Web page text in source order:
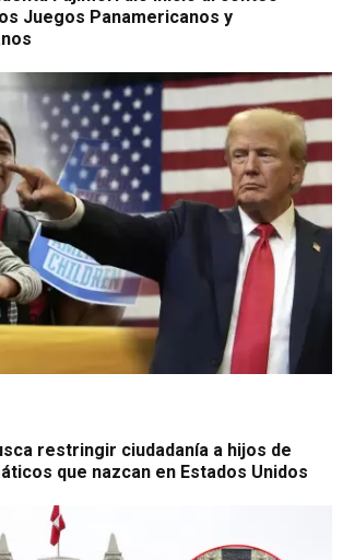
Juegos Panamericanos y
restringir ciudadanía a hijos de
que nazcan en Estados Unidos